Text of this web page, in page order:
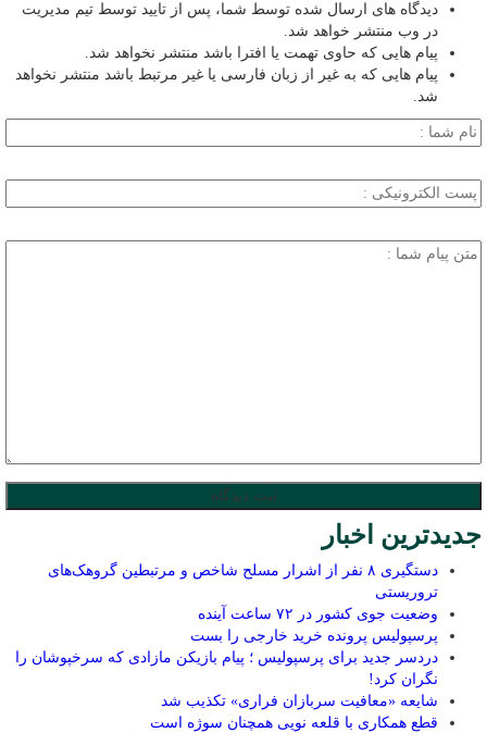
دیدگاه های ارسال شده توسط شما، پس از تایید توسط تیم مدیریت
در وب منتشر خواهد شد.
پیام هایی که حاوی تهمت یا افترا باشد منتشر نخواهد شد.
پیام هایی که به غیر از زبان فارسی یا غیر مرتبط باشد منتشر نخواهد
شد.
جدیدترین اخبار
دستگیری ۸ نفر از اشرار مسلح شاخص و مرتبطین گروهک‌های
تروریستی
وضعیت جوی کشور در ۷۲ ساعت آینده
پرسپولیس پرونده خرید خارجی را بست
دردسر جدید برای پرسپولیس ؛ پیام بازیکن مازادی که سرخپوشان را
نگران کرد!
شایعه «معافیت سربازان فراری» تکذیب شد
قطع همکاری با قلعه نویی همچنان سوژه است